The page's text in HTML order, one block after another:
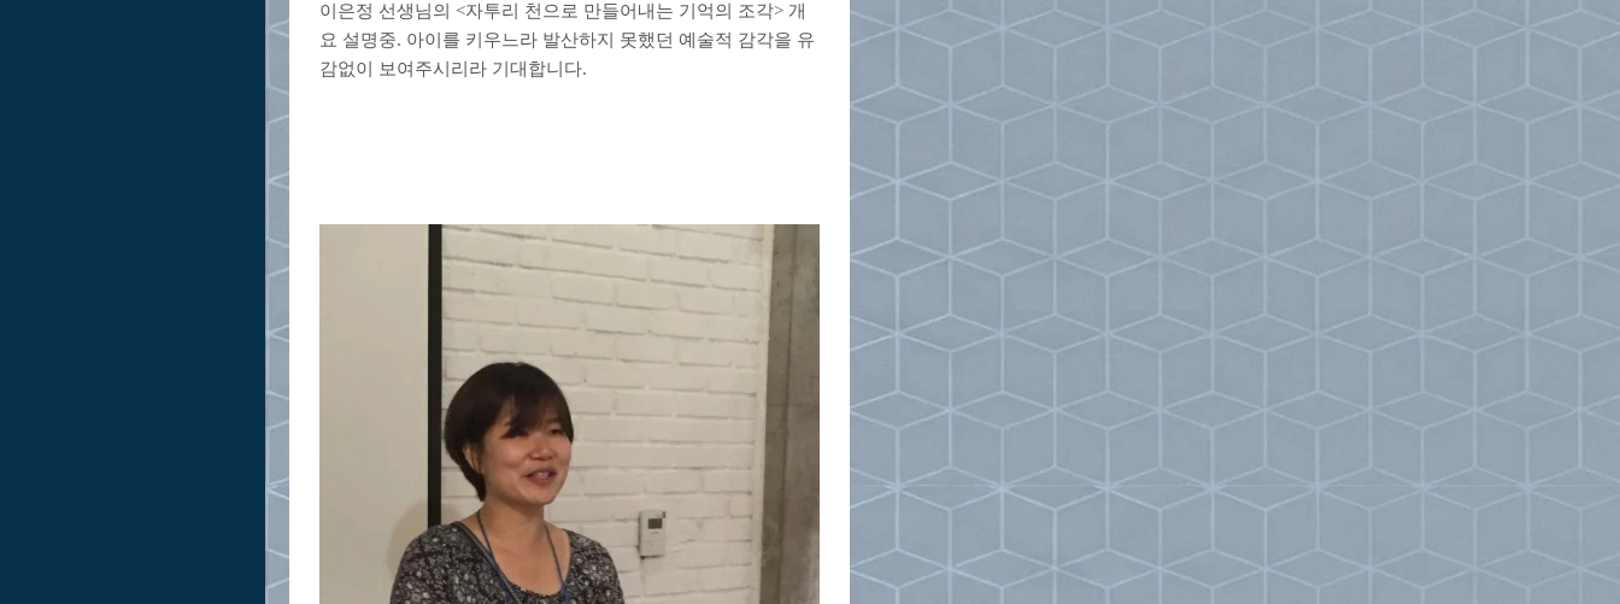
이은정 선생님의 <자투리 천으로 만들어내는 기억의 조각> 개
요 설명중. 아이를 키우느라 발산하지 못했던 예술적 감각을 유
감없이 보여주시리라 기대합니다.